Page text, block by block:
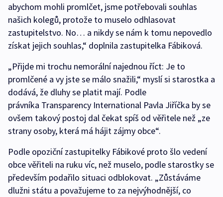
abychom mohli promlčet, jsme potřebovali souhlas
našich kolegů, protože to muselo odhlasovat
zastupitelstvo. No… a nikdy se nám k tomu nepovedlo
získat jejich souhlas,“ doplnila zastupitelka Fábiková.
„Přijde mi trochu nemorální najednou říct: Je to
promlčené a vy jste se málo snažili,“ myslí si starostka a
dodává, že dluhy se platit mají. Podle
právníka Transparency International Pavla Jiříčka by se
ovšem takový postoj dal čekat spíš od věřitele než „ze
strany osoby, která má hájit zájmy obce“.
Podle opoziční zastupitelky Fábikové proto šlo vedení
obce věřiteli na ruku víc, než muselo, podle starostky se
především podařilo situaci odblokovat. „Zůstáváme
dlužni státu a považujeme to za nejvýhodnější, co